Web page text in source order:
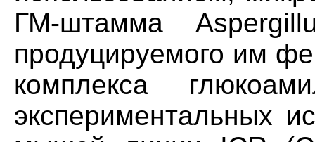
ГМ-штамма
продуцируемого им
комплекса
экспериментальных